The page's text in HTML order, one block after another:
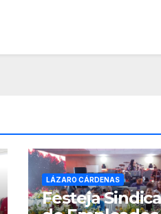
LÁZARO CÁRDENAS
Festeja